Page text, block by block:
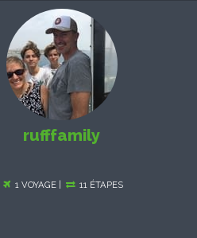
rufffamily
1 VOYAGE | 11 ÉTAPES